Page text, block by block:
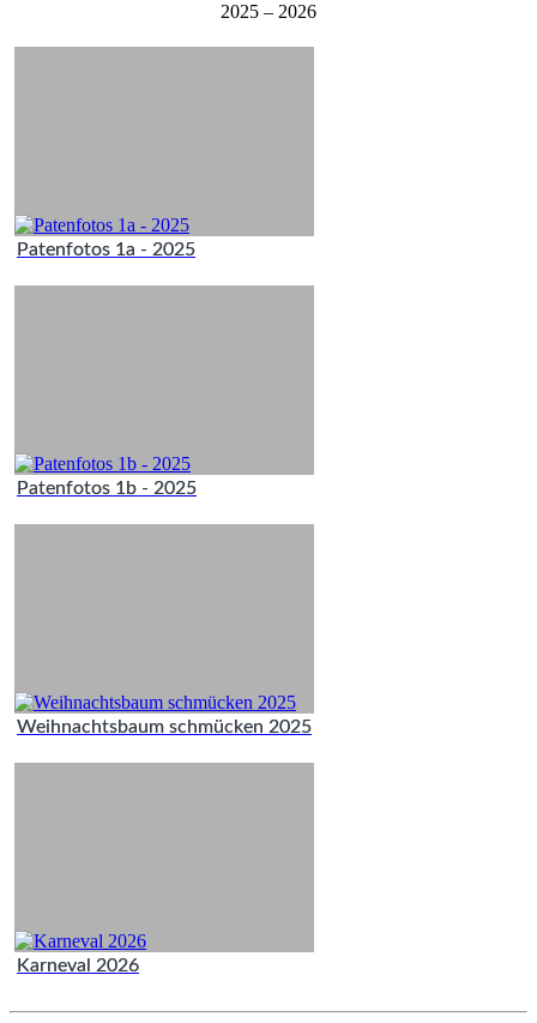
2025 – 2026
Patenfotos 1a - 2025
Patenfotos 1b - 2025
Weihnachtsbaum schmücken 2025
Karneval 2026